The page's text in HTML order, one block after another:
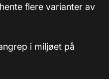
flere varianter av
i miljøet på